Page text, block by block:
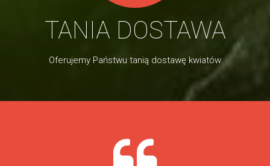
TANIA DOSTAWA
Oferujemy Państwu tanią dostawę kwiatów